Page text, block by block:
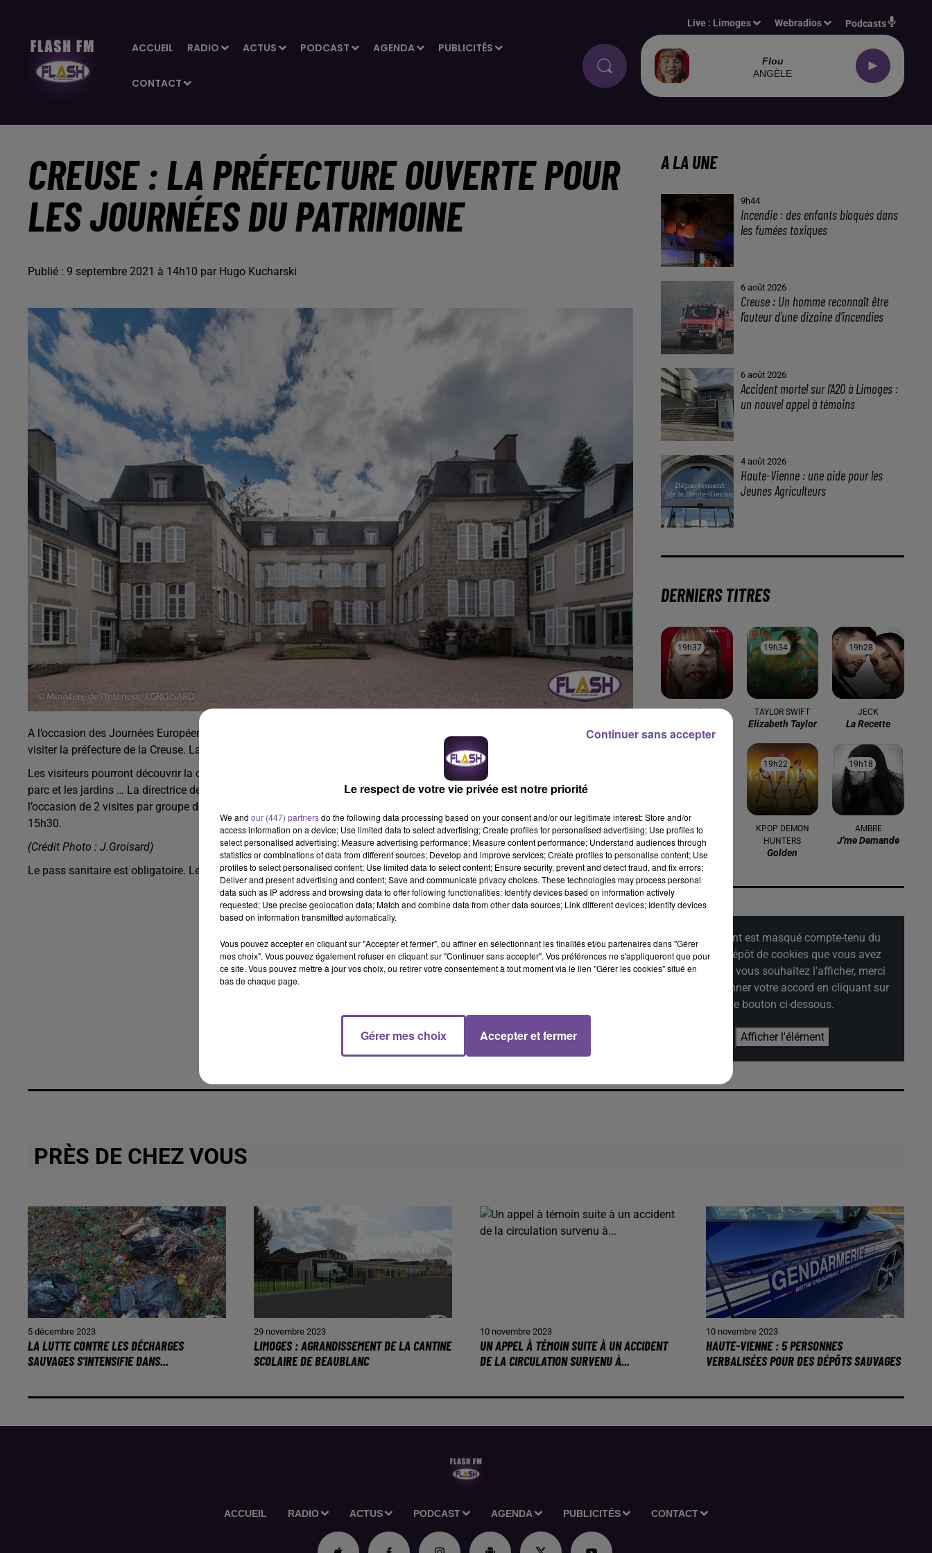
ACCUEIL RADIO ACTUS PODCAST AGENDA PUBLICITÉS
CONTACT
Live : Limoges Webradios Podcasts
Flou
ANGÈLE
CREUSE : LA PRÉFECTURE OUVERTE POUR
LES JOURNÉES DU PATRIMOINE
Publié : 9 septembre 2021 à 14h10 par Hugo Kucharski
A l’occasion des Journées Européennes du Patrimoine qui se dérouleront les 18 et 19 septembre prochain, il sera possible de
visiter la préfecture de la Creuse. La préfecture va proposer des visites gratuites et commentées.
Les visiteurs pourront découvrir la cour d’honneur, le hall d’entrée, la salle à manger, le bureau de la préfète, les salons, le
parc et les jardins … La directrice de l’unité départementale de l’architecture et du patrimoine accueillera les visiteurs à
l’occasion de 2 visites par groupe de 50 personnes maximum. Elles seront proposées le samedi 18 septembre à 14h00 et
15h30.
(Crédit Photo : J.Groisard)
Le pass sanitaire est obligatoire. Les inscriptions sont ouvertes sur le site internet de la préfecture de la Creuse.
A LA UNE
9h44
Incendie : des enfants bloqués dans
les fumées toxiques
6 août 2026
Creuse : Un homme reconnaît être
l’auteur d’une dizaine d’incendies
6 août 2026
Accident mortel sur l’A20 à Limoges :
un nouvel appel à témoins
4 août 2026
Haute-Vienne : une aide pour les
Jeunes Agriculteurs
DERNIERS TITRES
19h37
19h37 19h34
19h34
TAYLOR SWIFT
Elizabeth Taylor
19h28
19h28
JECK
La Recette
TEDDY SWIMS
Mr Know It All
19h22
19h22
KPOP DEMON
HUNTERS
Golden
19h18
19h18
AMBRE
J'me Demande
Cet élément est masqué compte-tenu du
refus du dépôt de cookies que vous avez
exprimé. Si vous souhaitez l'afficher, merci
de nous donner votre accord en cliquant sur
le bouton ci-dessous.
Afficher l'élément
PRÈS DE CHEZ VOUS
5 décembre 2023
LA LUTTE CONTRE LES DÉCHARGES
SAUVAGES S’INTENSIFIE DANS...
29 novembre 2023
LIMOGES : AGRANDISSEMENT DE LA CANTINE
SCOLAIRE DE BEAUBLANC
10 novembre 2023
UN APPEL À TÉMOIN SUITE À UN ACCIDENT
DE LA CIRCULATION SURVENU À...
10 novembre 2023
HAUTE-VIENNE : 5 PERSONNES
VERBALISÉES POUR DES DÉPÔTS SAUVAGES
ACCUEIL RADIO ACTUS PODCAST AGENDA PUBLICITÉS CONTACT
Le respect de votre vie privée est notre priorité
We and our (447) partnersdo the following data processing based on your consent and/or our legitimate interest: Store and/or
access information on a device; Use limited data to select advertising; Create profiles for personalised advertising; Use profiles to
select personalised advertising; Measure advertising performance; Measure content performance; Understand audiences through
statistics or combinations of data from different sources; Develop and improve services; Create profiles to personalise content; Use
profiles to select personalised content; Use limited data to select content; Ensure security, prevent and detect fraud, and fix errors;
Deliver and present advertising and content; Save and communicate privacy choices. These technologies may process personal
data such as IP address and browsing data to offer following functionalities: Identify devices based on information actively
requested; Use precise geolocation data; Match and combine data from other data sources; Link different devices; Identify devices
based on information transmitted automatically.
Vous pouvez accepter en cliquant sur "Accepter et fermer", ou affiner en sélectionnant les finalités et/ou partenaires dans "Gérer
mes choix". Vous pouvez également refuser en cliquant sur "Continuer sans accepter". Vos préférences ne s'appliqueront que pour
ce site. Vous pouvez mettre à jour vos choix, ou retirer votre consentement à tout moment via le lien "Gérer les cookies" situé en
bas de chaque page.
Gérer mes choix Accepter et fermer
Continuer sans accepter